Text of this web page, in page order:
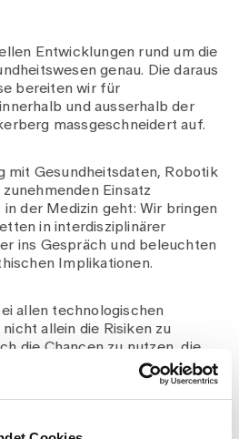
Entwicklungen rund um die
genau. Die daraus
bereiten wir für
und ausserhalb der
massgeschneidert auf.
mit Gesundheitsdaten, Robotik
Einsatz
der Medizin geht: Wir bringen
in interdisziplinärer
ins Gespräch und beleuchten
Implikationen.
allen technologischen
allein die Risiken zu
die Chancen zu nutzen, die
auch im